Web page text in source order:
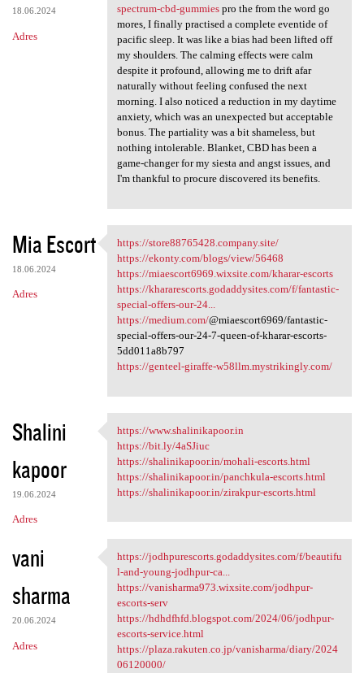
18.06.2024
Adres
spectrum-cbd-gummiespro the from the word go
mores, I finally practised a complete eventide of
pacific sleep. It was like a bias had been lifted off
my shoulders. The calming effects were calm
despite it profound, allowing me to drift afar
naturally without feeling confused the next
morning. I also noticed a reduction in my daytime
anxiety, which was an unexpected but acceptable
bonus. The partiality was a bit shameless, but
nothing intolerable. Blanket, CBD has been a
game-changer for my siesta and angst issues, and
I'm thankful to procure discovered its benefits.
Mia Escort
18.06.2024
Adres
https://store88765428.company
https://store88765428.company.site/
https://ekonty.com/blogs/view/56468
https://miaescort6969.wixsite.com/kharar-escorts
https://khararescorts.godaddysites.com/f/fantastic-
special-offers-our-24...
https://medium.com/@miaescort6969/fantastic-
special-offers-our-24-7-queen-of-kharar-escorts-
5dd011a8b797
https://genteel-giraffe-w58llm.mystrikingly.com/
Shalini
kapoor
19.06.2024
Adres
https://www.shalinikapoor.in
https://www.shalinikapoor.in
https://bit.ly/4aSJiuc
https://shalinikapoor.in/mohali-escorts.html
https://shalinikapoor.in/panchkula-escorts.html
https://shalinikapoor.in/zirakpur-escorts.html
vani
sharma
20.06.2024
Adres
https://jodhpurescorts
https://jodhpurescorts.godaddysites.com/f/beautifu
l-and-young-jodhpur-ca...
https://vanisharma973.wixsite.com/jodhpur-
escorts-serv
https://hdhdfhfd.blogspot.com/2024/06/jodhpur-
escorts-service.html
https://plaza.rakuten.co.jp/vanisharma/diary/2024
06120000/